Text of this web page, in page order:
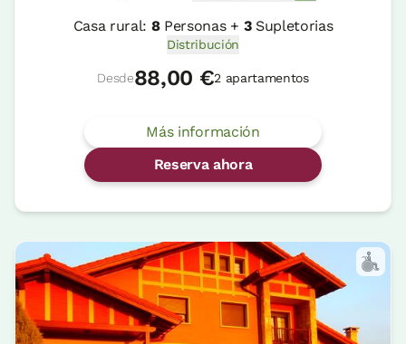
Casa rural: 8Personas + 3Supletorias
Distribución
Desde88,00 €2 apartamentos
Más información
Reserva ahora